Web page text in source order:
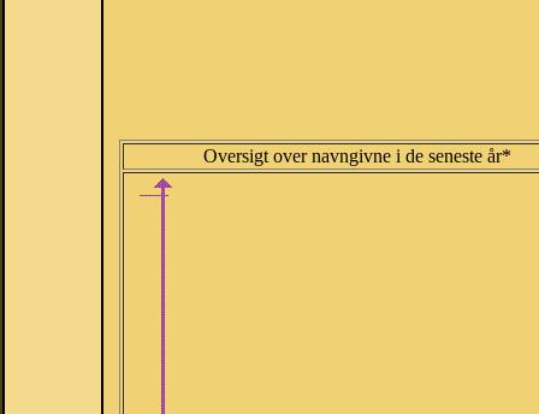
Oversigt over navngivne i de seneste år*